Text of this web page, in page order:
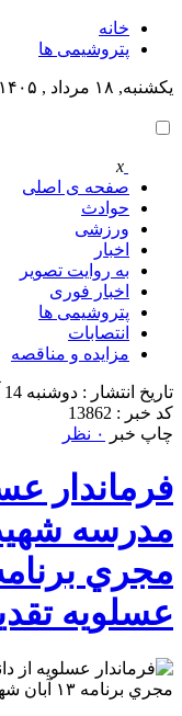
خانه
پتروشيمى ها
یکشنبه, ۱۸ مرداد , ۱۴۰۵
x
صفحه ی اصلی
حوادث
ورزشی
اخبار
به روایت تصویر
اخبار فوری
پتروشيمى ها
انتصابات
مزایده و مناقصه
تاریخ انتشار : دوشنبه 14 آبان 1397 - 14:04
کد خبر : 13862
چاپ خبر
۰ نظر
فرماندار
مدرسه
عسلويه